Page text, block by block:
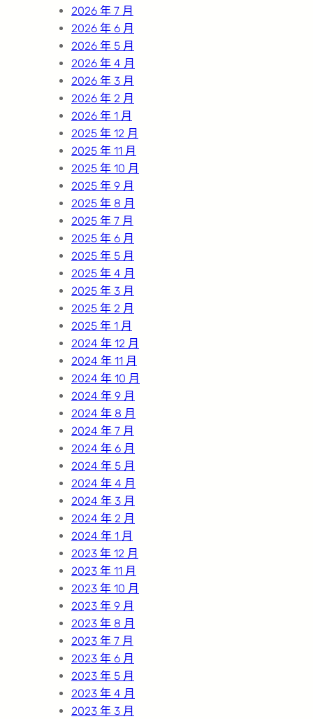
2026 年 7 月
2026 年 6 月
2026 年 5 月
2026 年 4 月
2026 年 3 月
2026 年 2 月
2026 年 1 月
2025 年 12 月
2025 年 11 月
2025 年 10 月
2025 年 9 月
2025 年 8 月
2025 年 7 月
2025 年 6 月
2025 年 5 月
2025 年 4 月
2025 年 3 月
2025 年 2 月
2025 年 1 月
2024 年 12 月
2024 年 11 月
2024 年 10 月
2024 年 9 月
2024 年 8 月
2024 年 7 月
2024 年 6 月
2024 年 5 月
2024 年 4 月
2024 年 3 月
2024 年 2 月
2024 年 1 月
2023 年 12 月
2023 年 11 月
2023 年 10 月
2023 年 9 月
2023 年 8 月
2023 年 7 月
2023 年 6 月
2023 年 5 月
2023 年 4 月
2023 年 3 月